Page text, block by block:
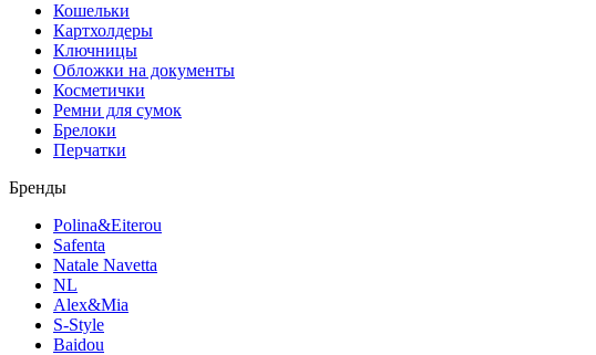
Кошельки
Картхолдеры
Ключницы
Обложки на документы
Косметички
Ремни для сумок
Брелоки
Перчатки
Бренды
Polina&Eiterou
Safenta
Natale Navetta
NL
Alex&Mia
S-Style
Baidou